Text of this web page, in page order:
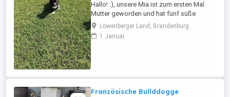
Hallo! :), unsere Mia ist zum ersten Mal
Mutter geworden und hat fünf süße
Hündinnen zur Welt gebracht. Die Kleinen
sind gesund, gepflegt und topfit. Es ist
eine Mischung aus Beagle und Cane
Löwenberger Land, Brandenburg
1 Januar
Französische Bullddogge